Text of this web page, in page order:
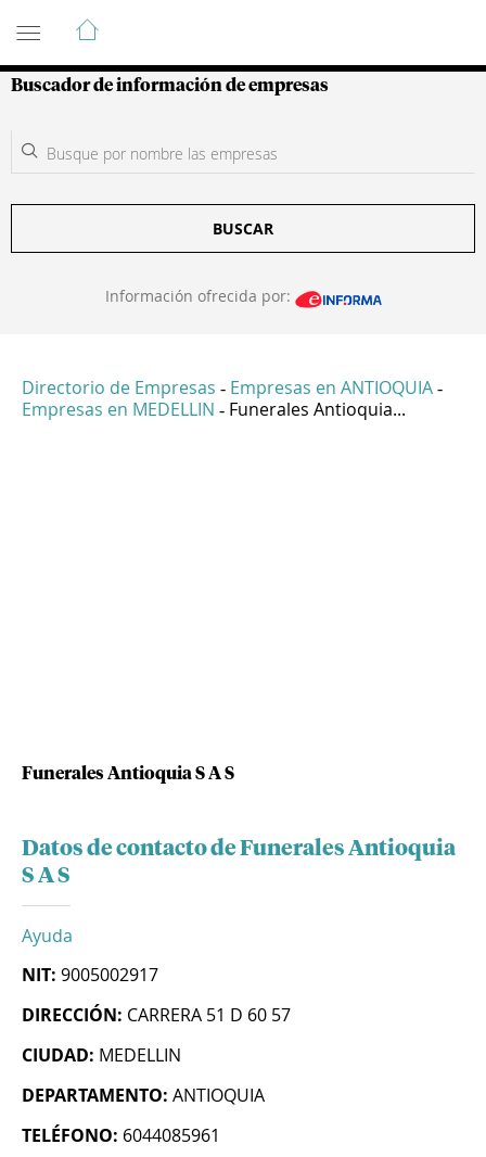
Guía de Empresas Colombianas
Buscador de información de empresas
BUSCAR
Información ofrecida por:
Directorio de Empresas - Empresas en ANTIOQUIA -
Empresas en MEDELLIN - Funerales Antioquia...
Funerales Antioquia S A S
Datos de contacto de Funerales Antioquia
S A S
Ayuda
NIT: 9005002917
DIRECCIÓN: CARRERA 51 D 60 57
CIUDAD: MEDELLIN
DEPARTAMENTO: ANTIOQUIA
TELÉFONO: 6044085961